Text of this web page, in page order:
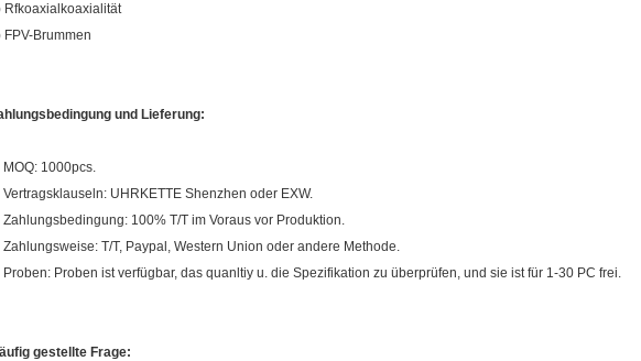
Rfkoaxialkoaxialität
FPV-Brummen
und Lieferung:
MOQ: 1000pcs.
Vertragsklauseln: UHRKETTE Shenzhen oder EXW.
Zahlungsbedingung: 100% T/T im Voraus vor Produktion.
Zahlungsweise: T/T, Paypal, Western Union oder andere Methode.
Proben: Proben ist verfügbar, das quanltiy u. die Spezifikation zu überprüfen, und sie ist für 1-30 PC frei.
gestellte Frage: